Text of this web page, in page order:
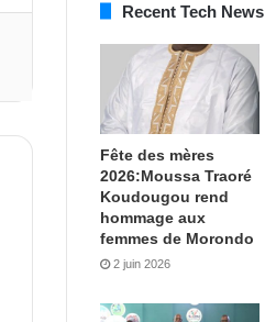
Recent Tech News
Fête des mères
2026:Moussa Traoré
Koudougou rend
hommage aux
femmes de Morondo
2 juin 2026